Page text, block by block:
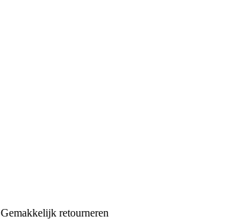
Gemakkelijk retourneren